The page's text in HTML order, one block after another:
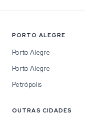
PORTO ALEGRE
Porto Alegre
Porto Alegre
Petrópolis
OUTRAS CIDADES